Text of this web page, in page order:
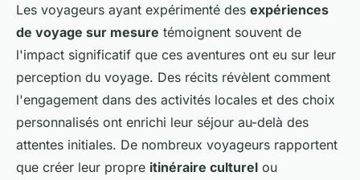
Les voyageurs ayant expérimenté des expériences
de voyage sur mesure témoignent souvent de
l'impact significatif que ces aventures ont eu sur leur
perception du voyage. Des récits révèlent comment
l'engagement dans des activités locales et des choix
personnalisés ont enrichi leur séjour au-delà des
attentes initiales. De nombreux voyageurs rapportent
que créer leur propre itinéraire culturel ou